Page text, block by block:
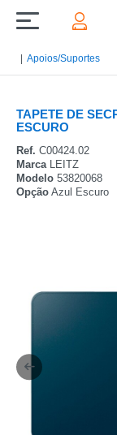
Apoios/Suportes
TAPETE DE
ESCURO
Ref. C00424.02
MarcaLEITZ
Modelo 53820068
Opção Azul Escuro